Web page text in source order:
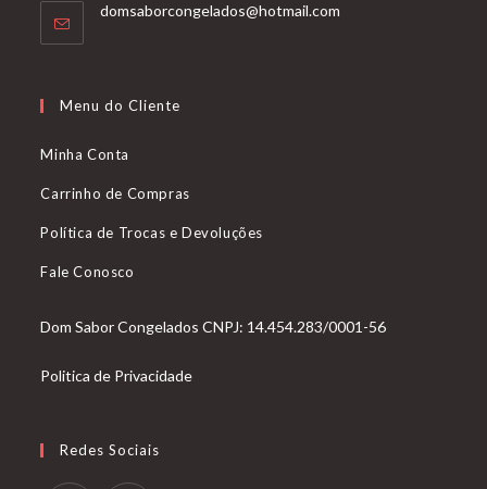
domsaborcongelados@hotmail.com
Menu do Cliente
Minha Conta
Carrinho de Compras
Política de Trocas e Devoluções
Fale Conosco
Dom Sabor Congelados CNPJ: 14.454.283/0001-56
Politica de Privacidade
Redes Sociais